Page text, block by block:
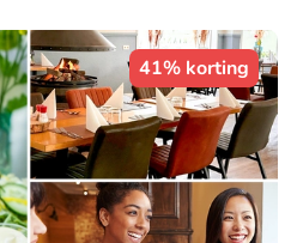
41% korting